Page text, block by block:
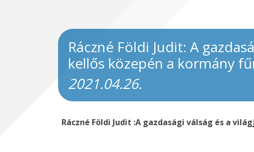
Ráczné Földi Judit: A
kellős közepén a kormány
2021.04.26.
Ráczné Földi Judit :A gazdasági válság és a